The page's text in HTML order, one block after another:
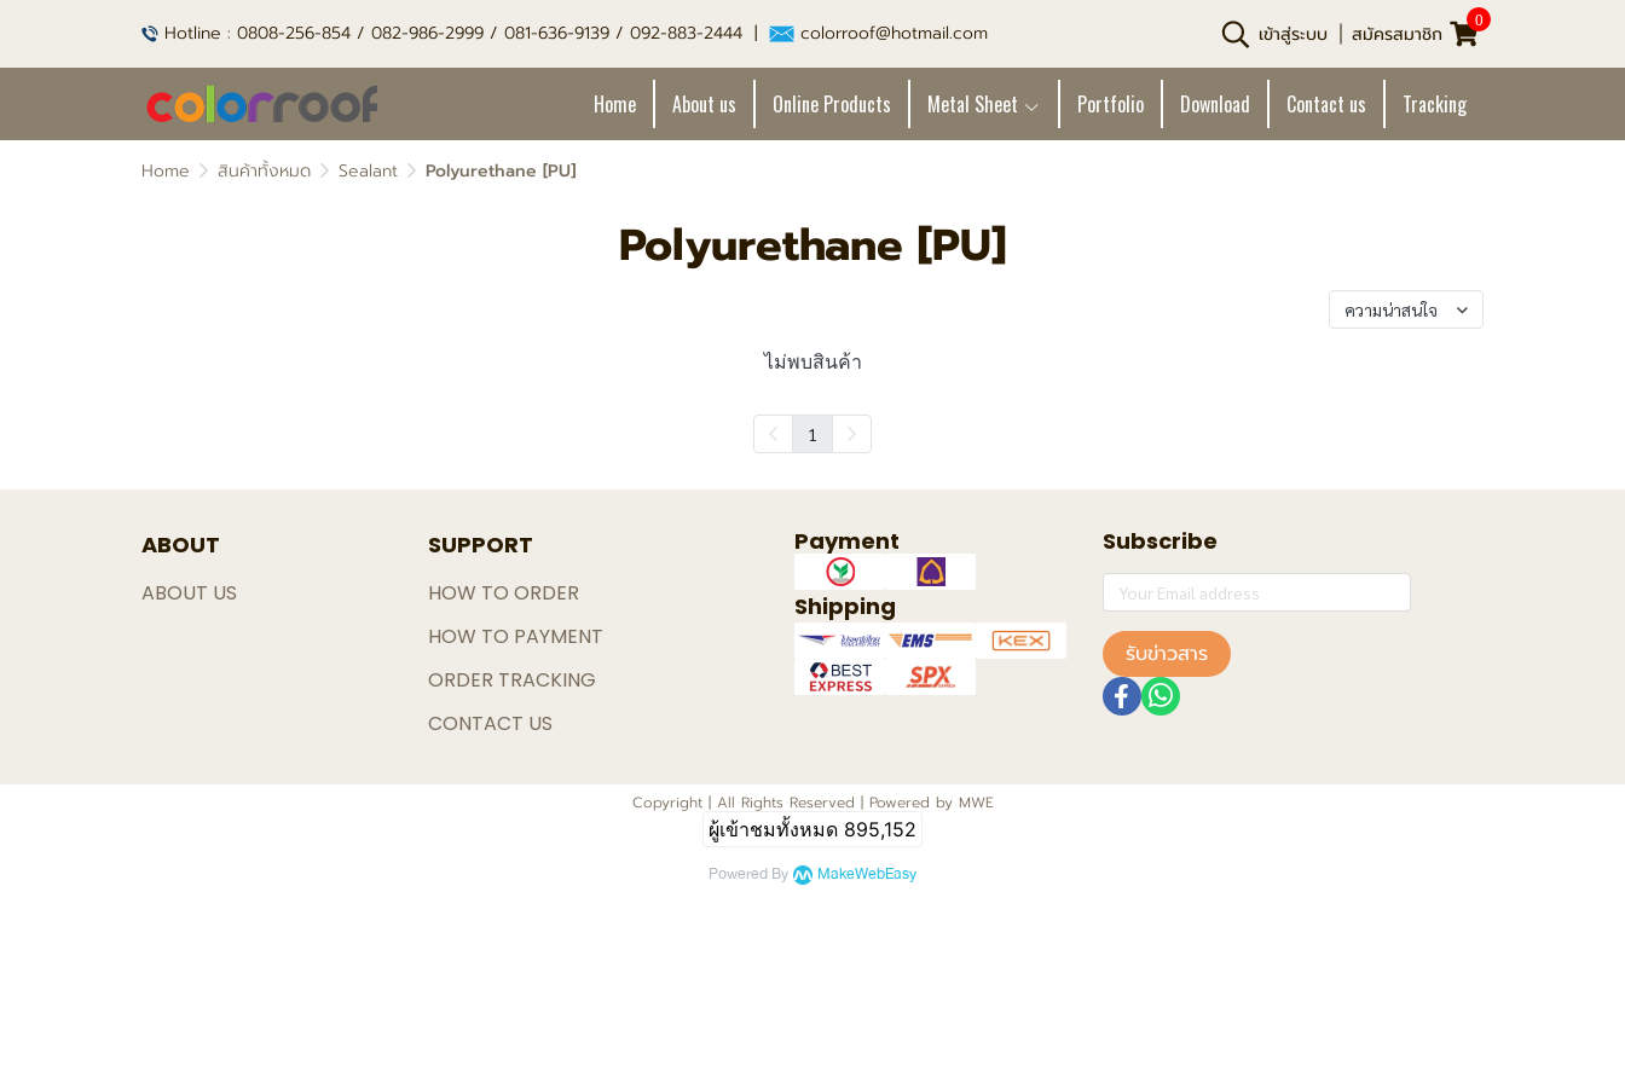
Hotline : 0808-256-854 / 082-986-2999 / 081-636-9139 / 092-883-2444 | colorroof@hotmail.com เข้าสู่ระบบ สมัครสมาชิก
0
Home About us Online Products Metal Sheet Portfolio Download Contact us Tracking
Home สินค้าทั้งหมด Sealant Polyurethane [PU]
Polyurethane [PU]
ความน่าสนใจ
ไม่พบสินค้า
1
ABOUT
ABOUT US
SUPPORT
HOW TO ORDER
HOW TO PAYMENT
ORDER TRACKING
CONTACT US
Payment
Shipping
Subscribe
รับข่าวสาร
Copyright | All Rights Reserved | Powered by MWE
ผู้เข้าชมทั้งหมด 895,152
Powered By MakeWebEasy